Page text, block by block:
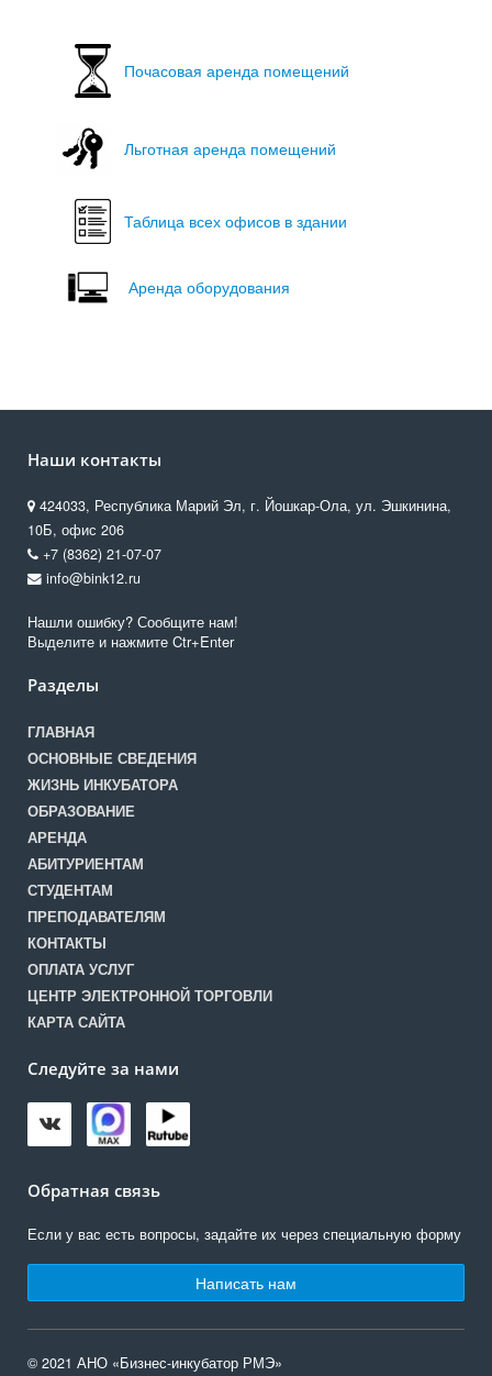
Почасовая аренда помещений
Льготная аренда помещений
Таблица всех офисов в здании
Аренда оборудования
Наши контакты
424033, Республика Марий Эл, г. Йошкар-Ола, ул. Эшкинина,
10Б, офис 206
+7 (8362) 21-07-07
info@bink12.ru
Нашли ошибку? Сообщите нам!
Выделите и нажмите Ctr+Enter
Разделы
ГЛАВНАЯ
ОСНОВНЫЕ СВЕДЕНИЯ
ЖИЗНЬ ИНКУБАТОРА
ОБРАЗОВАНИЕ
АРЕНДА
АБИТУРИЕНТАМ
СТУДЕНТАМ
ПРЕПОДАВАТЕЛЯМ
КОНТАКТЫ
ОПЛАТА УСЛУГ
ЦЕНТР ЭЛЕКТРОННОЙ ТОРГОВЛИ
КАРТА САЙТА
Следуйте за нами
Обратная связь
Если у вас есть вопросы, задайте их через специальную форму
Написать нам
© 2021 АНО «Бизнес-инкубатор РМЭ»